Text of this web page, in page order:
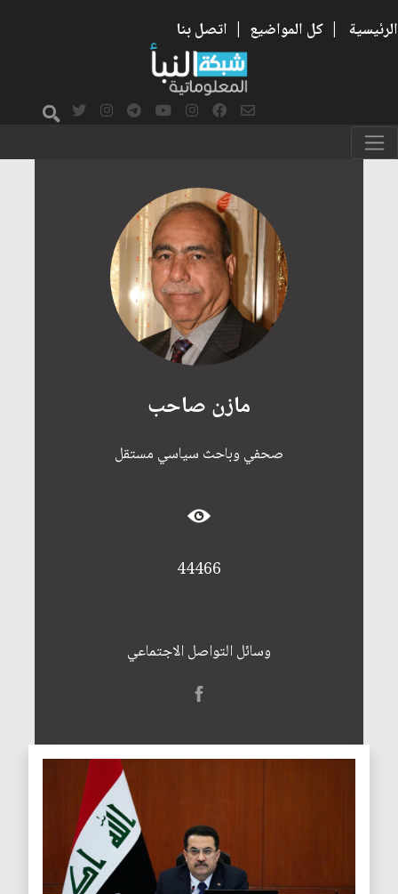
الرئيسية | كل المواضيع | اتصل بنا
مازن صاحب
صحفي وباحث سياسي مستقل
44466
وسائل التواصل الاجتماعي